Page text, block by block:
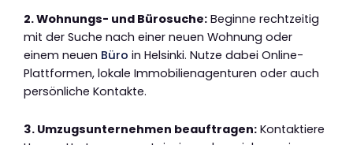
2. Wohnungs- und Bürosuche: Beginne rechtzeitig
mit der Suche nach einer neuen Wohnung oder
einem neuen Büro in Helsinki. Nutze dabei Online-
Plattformen, lokale Immobilienagenturen oder auch
persönliche Kontakte.
3. Umzugsunternehmen beauftragen: Kontaktiere